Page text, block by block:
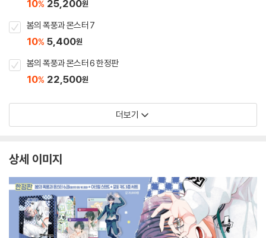
10% 25,200원
봄의 폭풍과 몬스터 7
10% 5,400원
봄의 폭풍과 몬스터 6 한정판
10% 22,500원
더보기
상세 이미지